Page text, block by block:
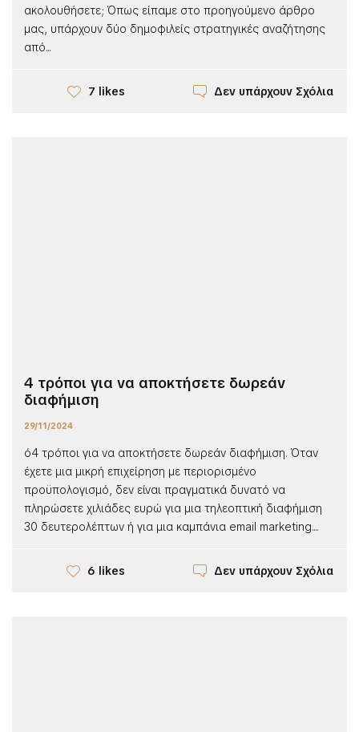
ακολουθήσετε; Όπως είπαμε στο προηγούμενο άρθρο
μας, υπάρχουν δύο δημοφιλείς στρατηγικές αναζήτησης
από...
7 likes Δεν υπάρχουν Σχόλια
4 τρόποι για να αποκτήσετε δωρεάν
διαφήμιση
29/11/2024
ό4 τρόποι για να αποκτήσετε δωρεάν διαφήμιση. Όταν
έχετε μια μικρή επιχείρηση με περιορισμένο
προϋπολογισμό, δεν είναι πραγματικά δυνατό να
πληρώσετε χιλιάδες ευρώ για μια τηλεοπτική διαφήμιση
30 δευτερολέπτων ή για μια καμπάνια email marketing....
6 likes Δεν υπάρχουν Σχόλια